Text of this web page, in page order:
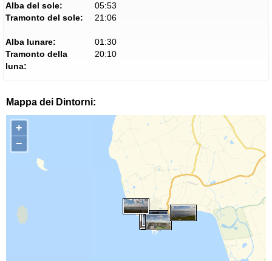
Alba del sole:
05:53
Tramonto del sole:
21:06
Alba lunare:
01:30
Tramonto della
luna:
20:10
Mappa dei Dintorni:
+
−